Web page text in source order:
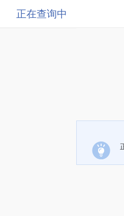
正在查询中